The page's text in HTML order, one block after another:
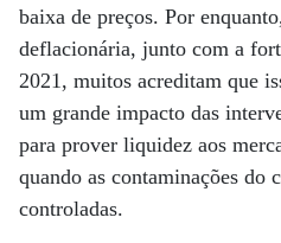
baixa de preços. Por
deflacionária, junto com a
2021, muitos acreditam que
um grande impacto das
para prover liquidez aos
quando as contaminações do
controladas.